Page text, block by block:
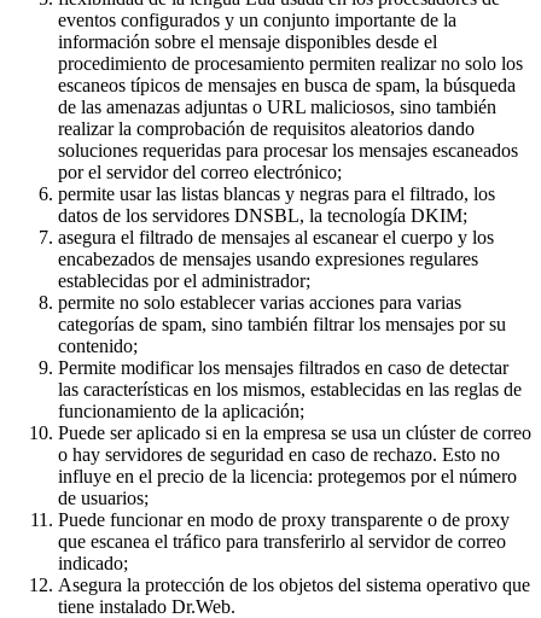
eventos configurados y un conjunto importante de la
información sobre el mensaje disponibles desde el
procedimiento de procesamiento permiten realizar no solo los
escaneos típicos de mensajes en busca de spam, la búsqueda
de las amenazas adjuntas o URL maliciosos, sino también
realizar la comprobación de requisitos aleatorios dando
soluciones requeridas para procesar los mensajes escaneados
por el servidor del correo electrónico;
permite usar las listas blancas y negras para el filtrado, los
datos de los servidores DNSBL, la tecnología DKIM;
asegura el filtrado de mensajes al escanear el cuerpo y los
encabezados de mensajes usando expresiones regulares
establecidas por el administrador;
permite no solo establecer varias acciones para varias
categorías de spam, sino también filtrar los mensajes por su
contenido;
Permite modificar los mensajes filtrados en caso de detectar
las características en los mismos, establecidas en las reglas de
funcionamiento de la aplicación;
Puede ser aplicado si en la empresa se usa un clúster de correo
o hay servidores de seguridad en caso de rechazo. Esto no
influye en el precio de la licencia: protegemos por el número
de usuarios;
Puede funcionar en modo de proxy transparente o de proxy
que escanea el tráfico para transferirlo al servidor de correo
indicado;
Asegura la protección de los objetos del sistema operativo que
tiene instalado Dr.Web.